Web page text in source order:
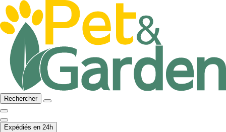
Rechercher
Expédiés en 24h